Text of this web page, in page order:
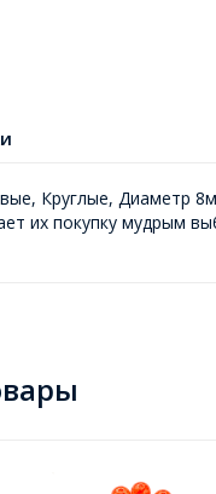
Круглые, Диаметр
их покупку мудрым